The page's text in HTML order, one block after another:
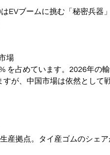
EVブームに挑む「秘密兵器」
場
を占めています。2026年の
すが、中国市場は依然として
産拠点。タイ産ゴムのシェ